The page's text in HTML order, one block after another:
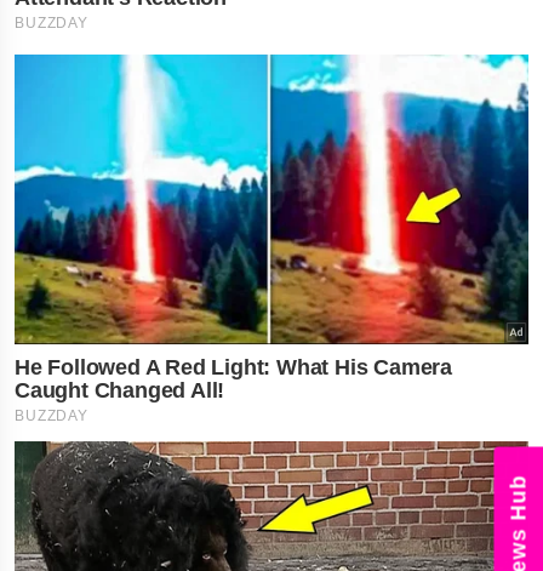
News Hub